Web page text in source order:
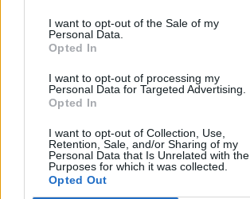
I want to opt-out of the Sale of my
Personal Data.
Opted In
I want to opt-out of processing my
Personal Data for Targeted Advertising.
Opted In
I want to opt-out of Collection, Use,
Retention, Sale, and/or Sharing of my
Personal Data that Is Unrelated with the
Purposes for which it was collected.
Opted Out
Sütibeállítások
Médiatér
Székely Sport
Liget
Bihari Napló